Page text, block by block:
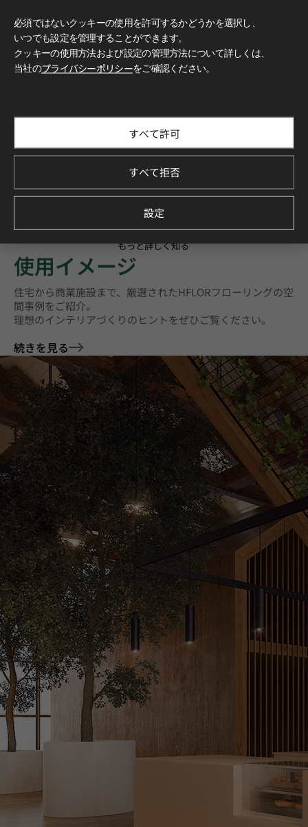
もっと詳しく知る
使用イメージ
住宅から商業施設まで、厳選されたHFLORフローリングの空
間事例をご紹介。
理想のインテリアづくりのヒントをぜひご覧ください。
続きを見る
必須ではないクッキーの使用を許可するかどうかを選択し、
いつでも設定を管理することができます。
クッキーの使用方法および設定の管理方法について詳しくは、
当社のプライバシーポリシーをご確認ください。
すべて許可
すべて拒否
設定